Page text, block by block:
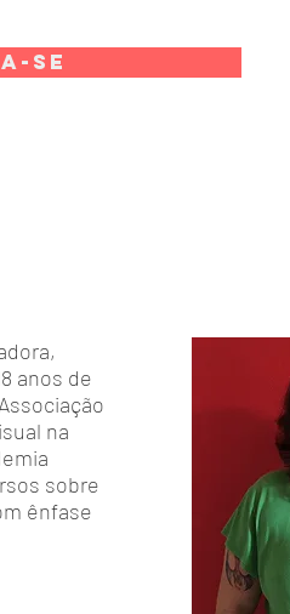
se
anos de
na
sobre
ênfase